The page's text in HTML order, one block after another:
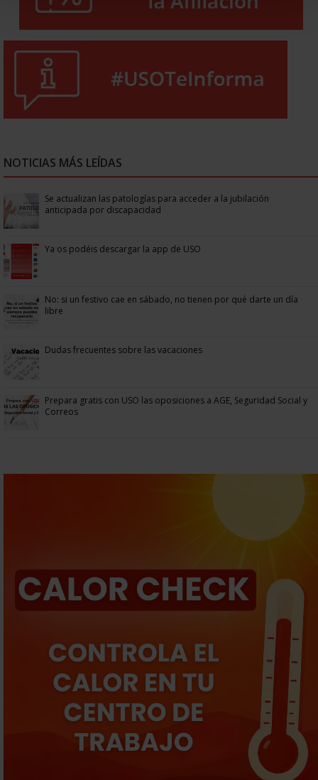
NOTICIAS MÁS LEÍDAS
Se actualizan las patologías para acceder a la jubilación
anticipada por discapacidad
Ya os podéis descargar la app de USO
No: si un festivo cae en sábado, no tienen por qué darte un día
libre
Dudas frecuentes sobre las vacaciones
Prepara gratis con USO las oposiciones a AGE, Seguridad Social y
Correos